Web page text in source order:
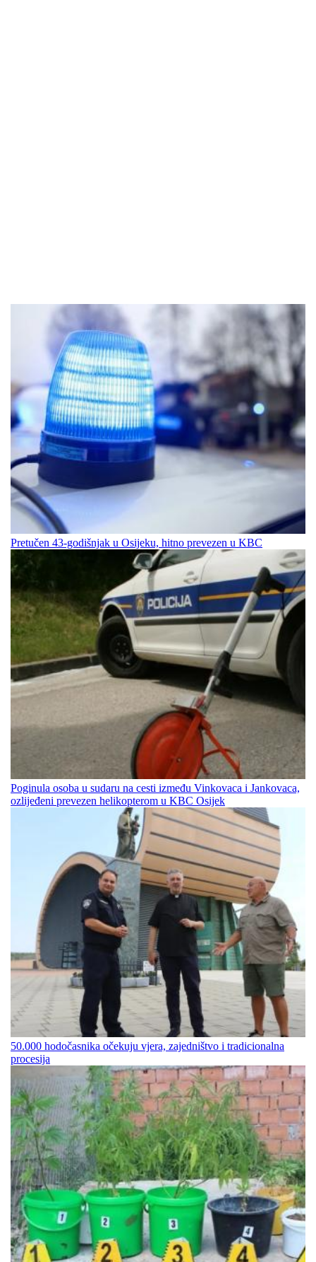
Pretučen 43-godišnjak u Osijeku, hitno prevezen u KBC
Poginula osoba u sudaru na cesti između Vinkovaca i Jankovaca,
ozlijeđeni prevezen helikopterom u KBC Osijek
50.000 hodočasnika očekuju vjera, zajedništvo i tradicionalna
procesija